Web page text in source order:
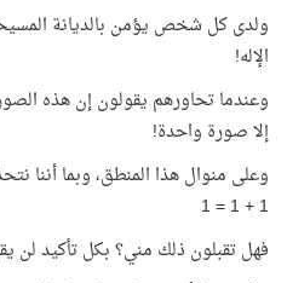
ولدى كل شخص يؤمن بالديانة
الإله!
وعندما تحاورهم يقولون إن هذه
إلا صورة واحدة!
1 + 1 = 1
فهل تقبلون ذلك مني؟ بكل تأكيد لن